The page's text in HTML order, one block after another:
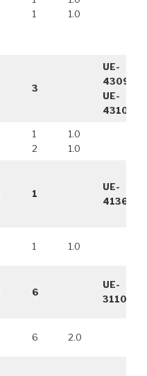
1
1.0
3
UE-
4309,
UE-
4310
1
2
1.0
1.0
1
UE-
4136
1 1.0
6
UE-
3110
6 2.0